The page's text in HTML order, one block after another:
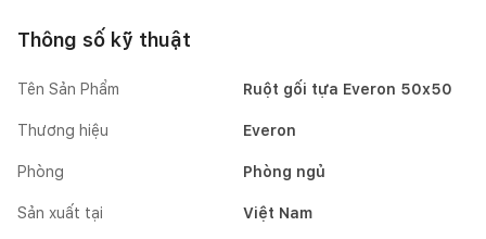
Thông số kỹ thuật
Tên Sản Phẩm Ruột gối tựa Everon 50x50
Thương hiệu Everon
Phòng Phòng ngủ
Sản xuất tại Việt Nam